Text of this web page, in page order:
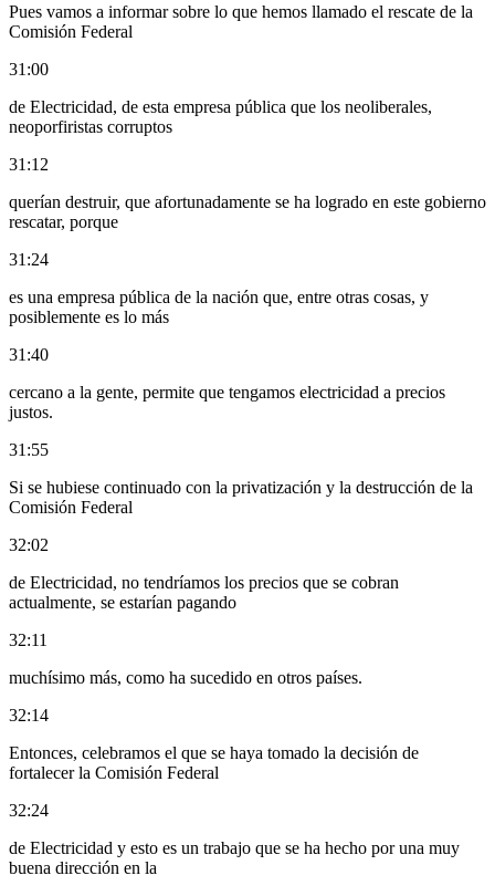
Pues vamos a informar sobre lo que hemos llamado el rescate de la
Comisión Federal
31:00
de Electricidad, de esta empresa pública que los neoliberales,
neoporfiristas corruptos
31:12
querían destruir, que afortunadamente se ha logrado en este gobierno
rescatar, porque
31:24
es una empresa pública de la nación que, entre otras cosas, y
posiblemente es lo más
31:40
cercano a la gente, permite que tengamos electricidad a precios
justos.
31:55
Si se hubiese continuado con la privatización y la destrucción de la
Comisión Federal
32:02
de Electricidad, no tendríamos los precios que se cobran
actualmente, se estarían pagando
32:11
muchísimo más, como ha sucedido en otros países.
32:14
Entonces, celebramos el que se haya tomado la decisión de
fortalecer la Comisión Federal
32:24
de Electricidad y esto es un trabajo que se ha hecho por una muy
buena dirección en la